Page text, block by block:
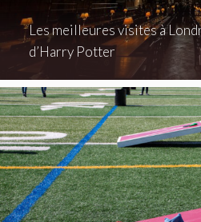
Les meilleures visites à
d’Harry Potter